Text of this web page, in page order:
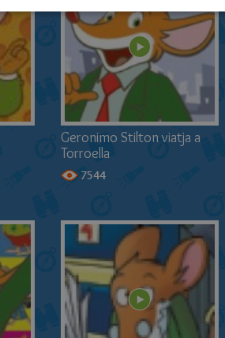
Geronimo Stilton viatja a
Torroella
7544